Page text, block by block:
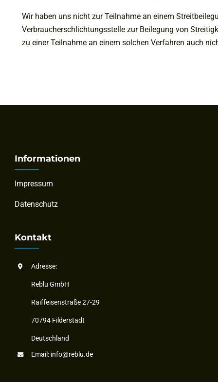
Wir haben uns nicht zur Teilnahme an einem
Verbraucherschlichtungsstelle zur Beilegung von
zu einer Teilnahme an einem solchen Verfahren auch
Informationen
Impressum
Datenschutz
Kontakt
Adresse:
Reblu GmbH
Raiffeisenstraße 27-29
70794 Filderstadt
Deutschland
Email: info@reblu.de